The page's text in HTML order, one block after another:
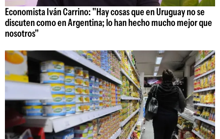
Economista Iván Carrino: "Hay cosas que en Uruguay no se
discuten como en Argentina; lo han hecho mucho mejor que
nosotros"